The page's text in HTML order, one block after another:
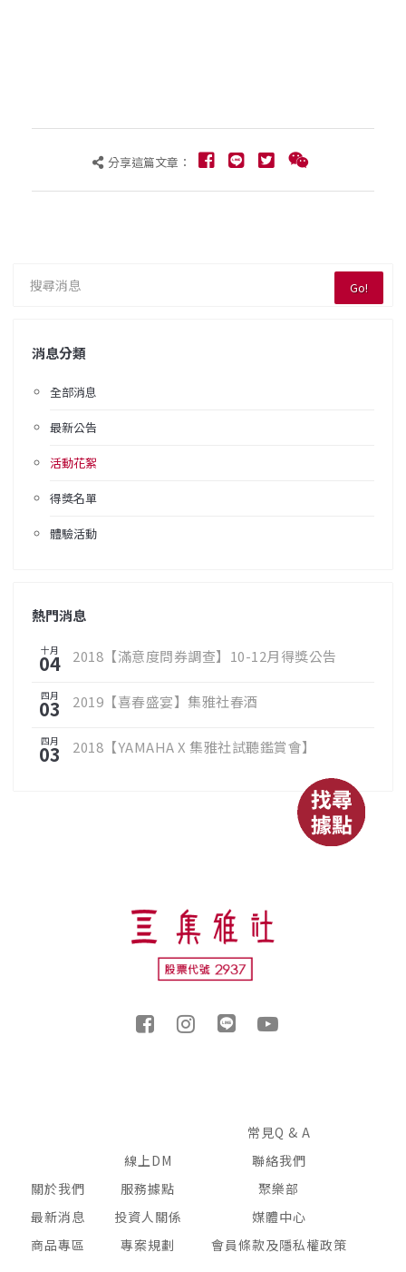
分享這篇文章：
Go!
消息分類
全部消息
最新公告
活動花絮
得獎名單
體驗活動
熱門消息
十月
04 2018【滿意度問券調查】10-12月得獎公告
四月
03 2019【喜春盛宴】集雅社春酒
四月
03 2018【YAMAHA X 集雅社試聽鑑賞會】
關於我們
最新消息
商品專區
線上DM
服務據點
投資人關係
專案規劃
常見Q & A
聯絡我們
聚樂部
媒體中心
會員條款及隱私權政策